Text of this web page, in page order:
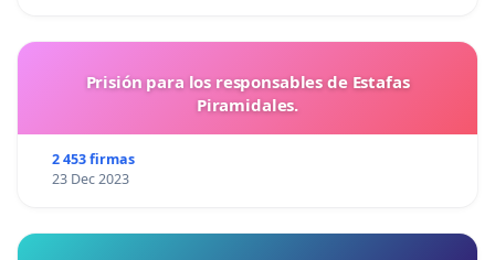
Prisión para los responsables de Estafas
Piramidales.
2 453 firmas
23 Dec 2023